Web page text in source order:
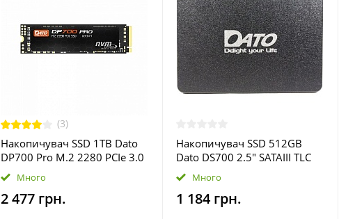
(3)
Накопичувач SSD 1TB Dato
DP700 Pro M.2 2280 PCIe 3.0
x4 NVMe 3D NAND
(DP700PSSD-1TB)
Много
2 477 грн.
Накопичувач SSD 512GB
Dato DS700 2.5" SATAIII TLC
(DS700SSD-512GB)
Много
1 184 грн.